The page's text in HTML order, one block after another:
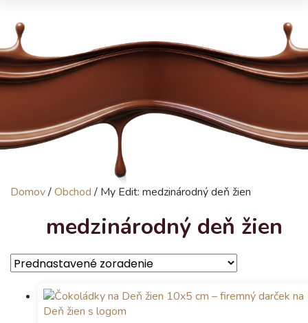
Domov/Obchod / My Edit: medzinárodný deň žien
medzinárodný deň žien